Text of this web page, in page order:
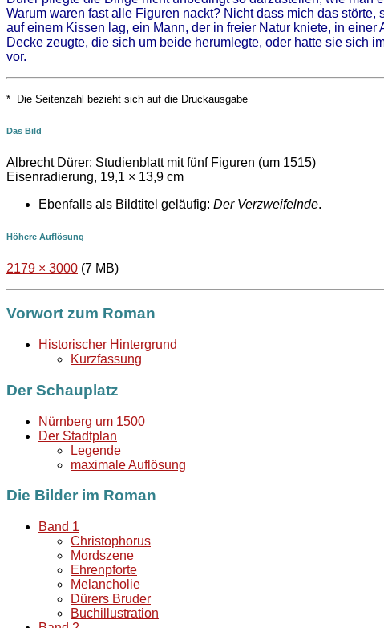
Warum waren fast alle Figuren nackt? Nicht dass mich das
auf einem Kissen lag, ein Mann, der in freier Natur kniete, in
Decke zeugte, die sich um beide herumlegte, oder hatte sie sich
vor.
* Die Seitenzahl bezieht sich auf die Druckausgabe
Das Bild
Albrecht Dürer: Studienblatt mit fünf Figuren (um 1515)
Eisenradierung, 19,1 × 13,9 cm
Ebenfalls als Bildtitel geläufig: Der Verzweifelnde.
Höhere Auflösung
2179 × 3000 (7 MB)
Vorwort zum Roman
Historischer Hintergrund
Kurzfassung
Der Schauplatz
Nürnberg um 1500
Der Stadtplan
Legende
maximale Auflösung
Die Bilder im Roman
Band 1
Christophorus
Mordszene
Ehrenpforte
Melancholie
Dürers Bruder
Buchillustration